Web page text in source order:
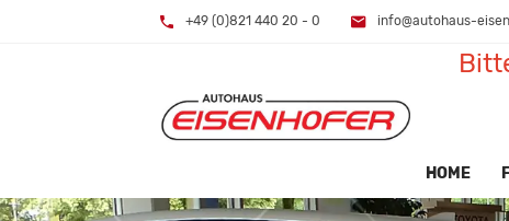
+49 (0)821 440 20 - 0 info@autohaus-
HOME